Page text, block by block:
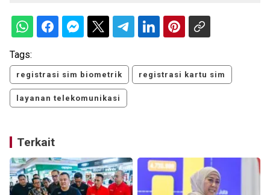
Tags:
registrasi sim biometrik registrasi kartu sim
layanan telekomunikasi
Terkait